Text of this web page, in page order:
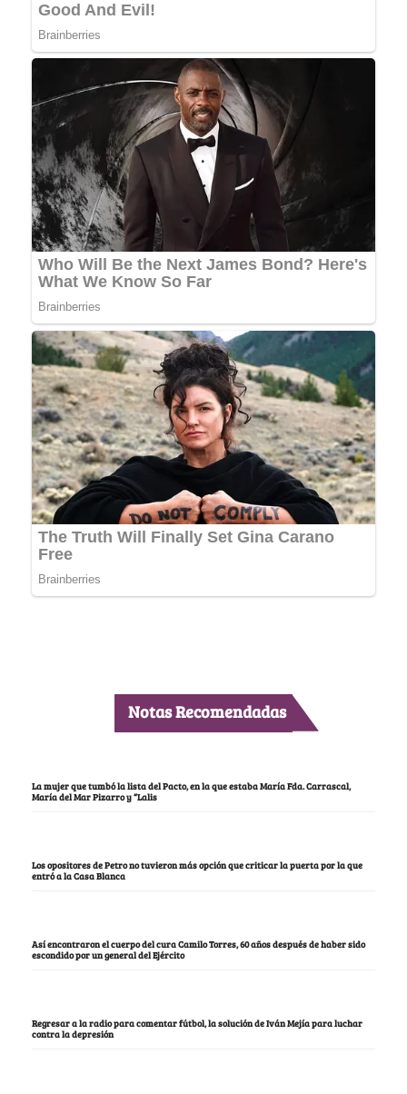
Notas Recomendadas
La mujer que tumbó la lista del Pacto, en la que estaba María Fda. Carrascal,
María del Mar Pizarro y “Lalis
Los opositores de Petro no tuvieron más opción que criticar la puerta por la que
entró a la Casa Blanca
Así encontraron el cuerpo del cura Camilo Torres, 60 años después de haber sido
escondido por un general del Ejército
Regresar a la radio para comentar fútbol, la solución de Iván Mejía para luchar
contra la depresión